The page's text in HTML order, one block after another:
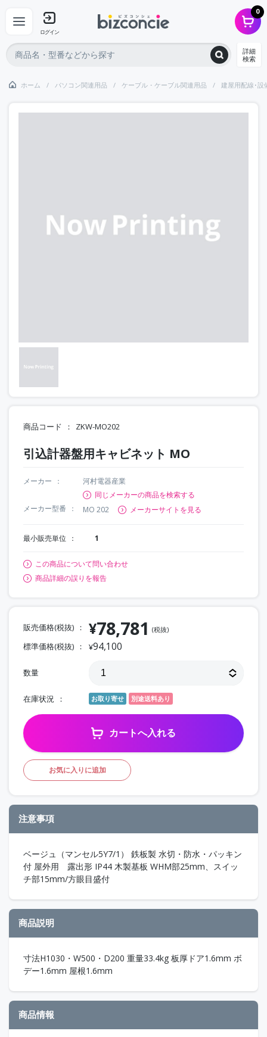
ログイン
0
詳細
検索
ホーム パソコン関連用品 ケーブル・ケーブル関連用品 建屋用配線･設
商品コード ZKW-MO202
引込計器盤用キャビネット MO
メーカー
河村電器産業
同じメーカーの商品を検索する
メーカー型番
MO 202 メーカーサイトを見る
最小販売単位 1
この商品について問い合わせ
商品詳細の誤りを報告
販売価格(税抜) ¥78,781 (税抜)
標準価格(税抜) ¥94,100
数量
在庫状況 お取り寄せ 別途送料あり
カートへ入れる
お気に入りに追加
注意事項
ベージュ（マンセル5Y7/1） 鉄板製 水切・防水・パッキン
付 屋外用 露出形 IP44 木製基板 WHM部25mm、スイッ
チ部15mm/方眼目盛付
商品説明
寸法H1030・W500・D200 重量33.4kg 板厚ドア1.6mm ボ
デー1.6mm 屋根1.6mm
商品情報